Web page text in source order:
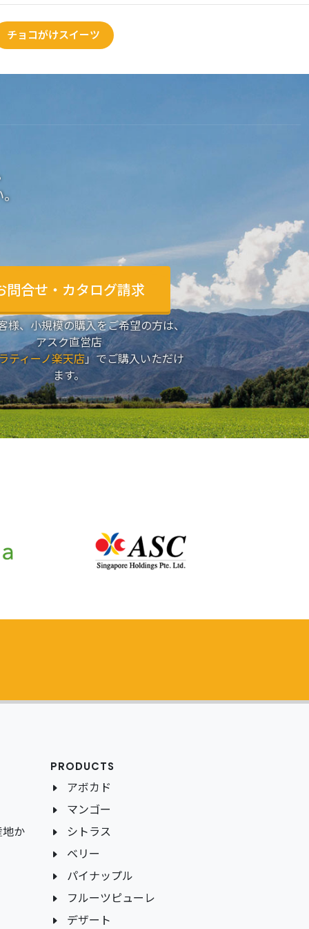
チョコがけスイーツ
問合せ・カタログ請求
様、小規模の購入をご希望の方は、
アスク直営店
ティーノ楽天店」でご購入いただけ
ます。
か
PRODUCTS
アボカド
マンゴー
シトラス
ベリー
パイナップル
フルーツピューレ
デザート